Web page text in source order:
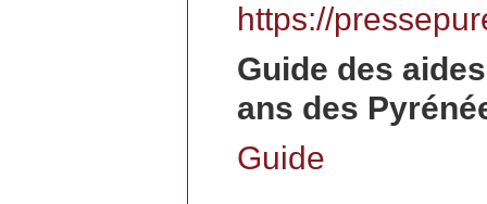
https://
Guide des
ans des
Guide